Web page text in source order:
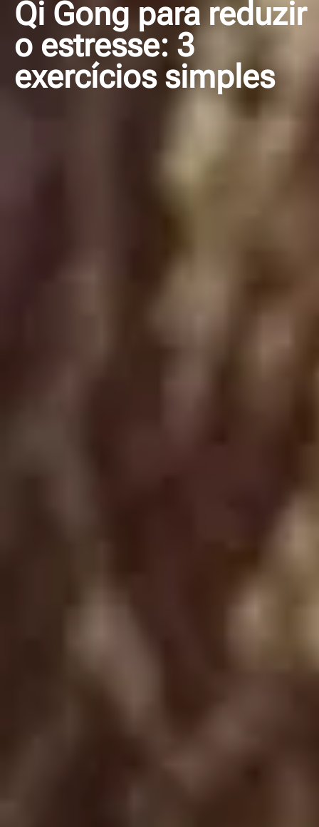
Qi Gong para reduzir
o estresse: 3
exercícios simples